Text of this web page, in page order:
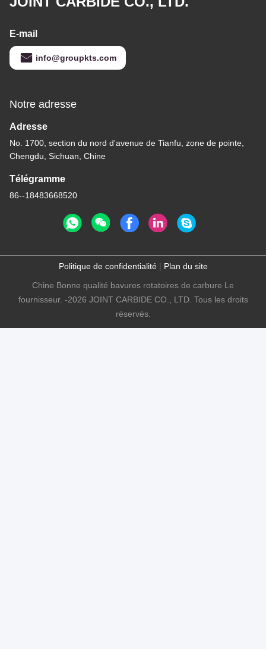
E-mail
info@groupkts.com
Notre adresse
Adresse
No. 1700, section du nord d'avenue de Tianfu, zone de pointe,
Chengdu, Sichuan, Chine
Télégramme
86--18483668520
Politique de confidentialité| Plan du site
Chine Bonne qualité bavures rotatoires de carbure Le
fournisseur. -2026 JOINT CARBIDE CO., LTD. Tous les droits
réservés.